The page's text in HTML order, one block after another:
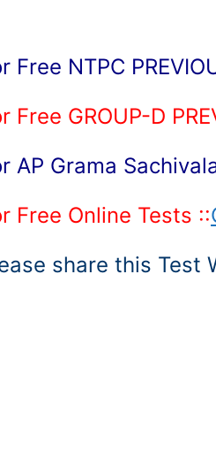
Free NTPC
Free GROUP-D
AP Grama
Free Online Tests ::
share this Test